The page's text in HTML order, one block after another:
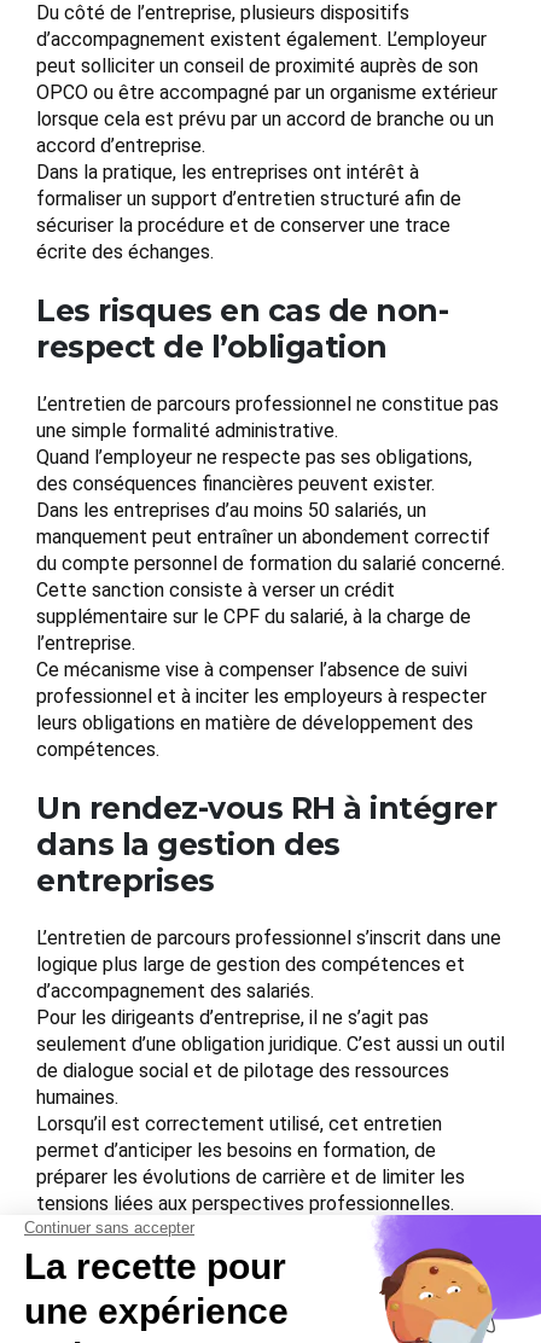
Du côté de l’entreprise, plusieurs dispositifs
d’accompagnement existent également. L’employeur
peut solliciter un conseil de proximité auprès de son
OPCO ou être accompagné par un organisme extérieur
lorsque cela est prévu par un accord de branche ou un
accord d’entreprise.
Dans la pratique, les entreprises ont intérêt à
formaliser un support d’entretien structuré afin de
sécuriser la procédure et de conserver une trace
écrite des échanges.
Les risques en cas de non-
respect de l’obligation
L’entretien de parcours professionnel ne constitue pas
une simple formalité administrative.
Quand l’employeur ne respecte pas ses obligations,
des conséquences financières peuvent exister.
Dans les entreprises d’au moins 50 salariés, un
manquement peut entraîner un abondement correctif
du compte personnel de formation du salarié concerné.
Cette sanction consiste à verser un crédit
supplémentaire sur le CPF du salarié, à la charge de
l’entreprise.
Ce mécanisme vise à compenser l’absence de suivi
professionnel et à inciter les employeurs à respecter
leurs obligations en matière de développement des
compétences.
Un rendez-vous RH à intégrer
dans la gestion des
entreprises
L’entretien de parcours professionnel s’inscrit dans une
logique plus large de gestion des compétences et
d’accompagnement des salariés.
Pour les dirigeants d’entreprise, il ne s’agit pas
seulement d’une obligation juridique. C’est aussi un outil
de dialogue social et de pilotage des ressources
humaines.
Lorsqu’il est correctement utilisé, cet entretien
permet d’anticiper les besoins en formation, de
préparer les évolutions de carrière et de limiter les
tensions liées aux perspectives professionnelles.
Mais pour éviter les erreurs, les entreprises doivent
intégrer cette obligation dans leur organisation RH et
s’assurer que chaque salarié bénéficie bien de ce
rendez-vous dans les délais prévus par la
réglementation.